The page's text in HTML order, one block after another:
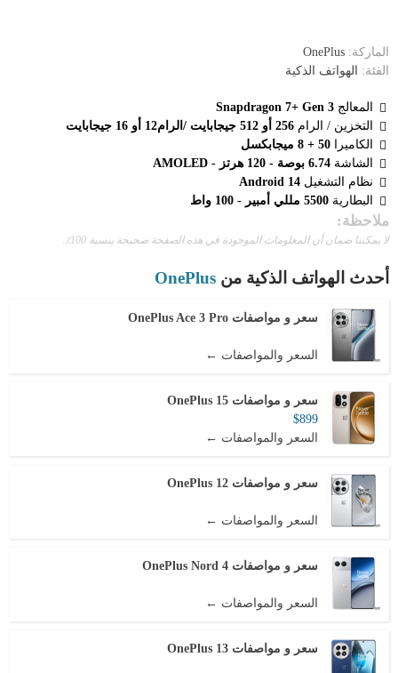
الماركة: OnePlus
الفئة:
الهواتف الذكية
المعالج Snapdragon 7+ Gen 3
التخزين / الرام 256 أو 512 جيجابايت /الرام12 أو 16 جيجابايت
الكاميرا
50 + 8 ميجابكسل
الشاشة 6.74 بوصة - 120 هرتز - AMOLED
نظام التشغيل Android 14
البطارية 5500 مللي أمبير - 100 واط
ملاحظة:
لا يمكننا ضمان أن المعلومات الموجودة في هذه الصفحة صحيحة بنسبة 100٪.
أحدث الهواتف الذكية من OnePlus
سعر و مواصفات OnePlus Ace 3 Pro
السعر والمواصفات ←
سعر و مواصفات OnePlus 15
$899
السعر والمواصفات ←
سعر و مواصفات OnePlus 12
السعر والمواصفات ←
سعر و مواصفات OnePlus Nord 4
السعر والمواصفات ←
سعر و مواصفات OnePlus 13